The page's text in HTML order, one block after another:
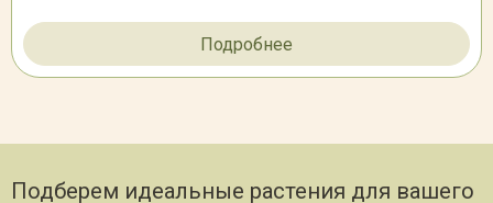
Подробнее
Подберем идеальные растения для вашего